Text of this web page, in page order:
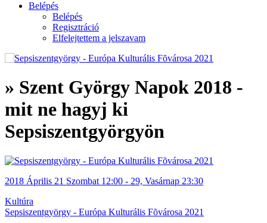
Belépés
Belépés
Regisztráció
Elfelejtettem a jelszavam
» Szent György Napok 2018 -
mit ne hagyj ki
Sepsiszentgyörgyön
2018 Április 21 Szombat 12:00 - 29, Vasárnap 23:30
Kultúra
Sepsiszentgyörgy - Európa Kulturális Fõvárosa 2021